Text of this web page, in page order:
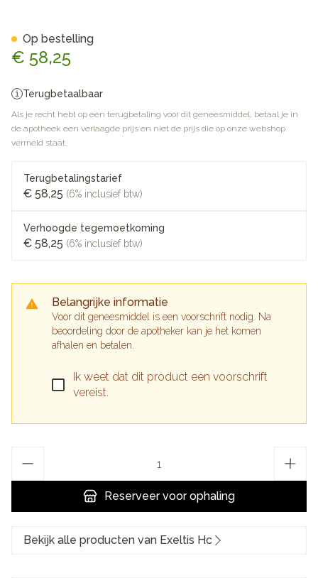
€ 58,25
Terugbetaalbaar
Als je recht hebt op een terugbetaling voor dit geneesmiddel, betaal je in
de apotheek een verlaagde prijs en niet de prijs die op onze webshop
vermeld staat.
Terugbetalingstarief
€ 58,25 (6% inclusief btw)
Verhoogde tegemoetkoming
€ 58,25 (6% inclusief btw)
Belangrijke informatie
Voor dit geneesmiddel is een voorschrift nodig. Na
beoordeling door de apotheker kan je het komen
afhalen en betalen.
Ik weet dat dit product een voorschrift
vereist.
Reserveervoor ophaling
Op bestelling
Bekijk alle producten van Exeltis Hc